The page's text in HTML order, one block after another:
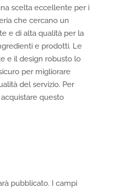
scelta eccellente per i
che cercano un
e di alta qualità per la
e prodotti. Le
e il design robusto lo
per migliorare
del servizio. Per
questo
pubblicato. I campi